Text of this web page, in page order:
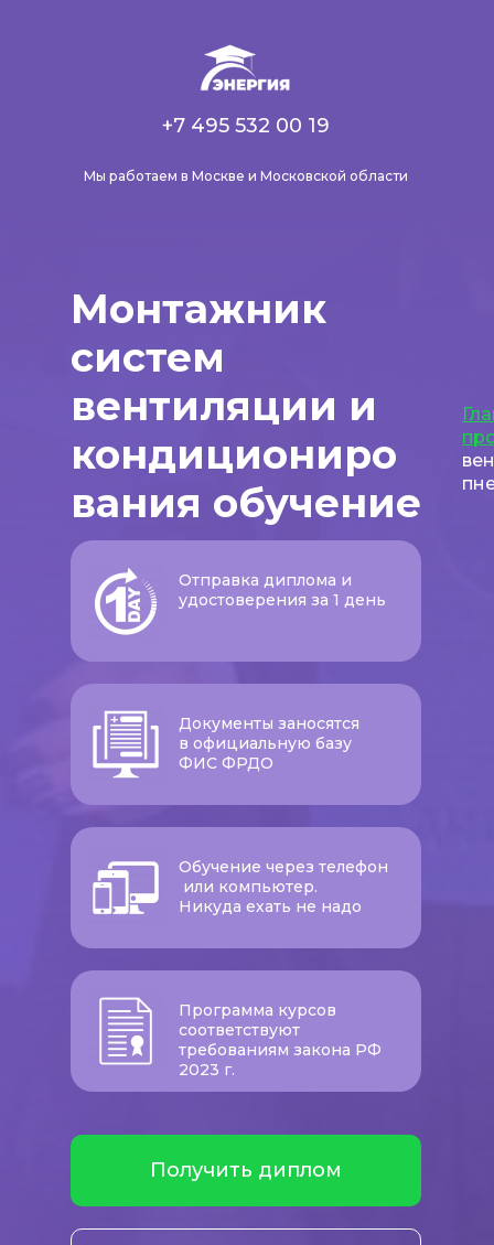
Мы работаем в Москве и Московской области
+7 495 532 00 19
Монтажник
систем
вентиляции и
кондициониро
вания обучение
Получить диплом
Отправка диплома и
удостоверения за 1 день
Документы заносятся
в официальную базу
ФИС ФРДО
Обучение через телефон
или компьютер.
Никуда ехать не надо
Программа курсов
соответствуют
требованиям закона РФ
2023 г.